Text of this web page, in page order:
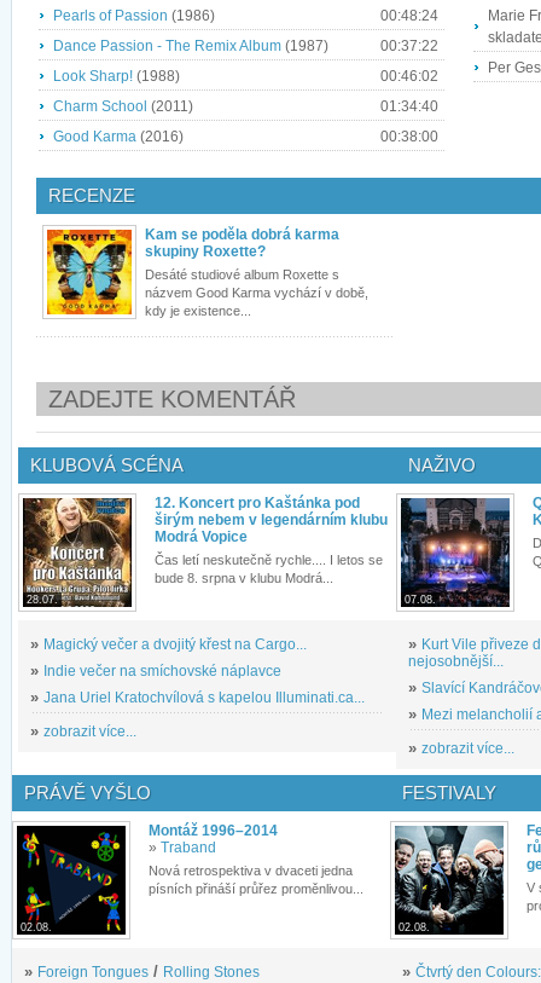
Pearls of Passion (1986)
00:48:24
Dance Passion - The Remix Album (1987)
00:37:22
Look Sharp! (1988)
00:46:02
Charm School (2011)
01:34:40
Good Karma (2016) 00:38:00
Marie
Per
RECENZE
Kam se poděla dobrá karma
skupiny Roxette?
Desáté studiové album Roxette s
názvem Good Karma vychází v době,
kdy je existence...
ZADEJTE KOMENTÁŘ
KLUBOVÁ SCÉNA
28.07.
12. Koncert pro Kaštánka pod
širým nebem v legendárním klubu
Modrá Vopice
Čas letí neskutečně rychle.... I letos se
bude 8. srpna v klubu Modrá...
» Magický večer a dvojitý křest na Cargo...
» Indie večer na smíchovské náplavce
» Jana Uriel Kratochvílová s kapelou Illuminati.ca...
» zobrazit více...
NAŽIVO
07.08.
» Kurt Vile přiveze
nejosobnější...
» Slavící
» Mezi melancholií
» zobrazit více...
PRÁVĚ VYŠLO
02.08.
Montáž 1996–2014
» Traband
Nová retrospektiva v dvaceti jedna
písních přináší průřez proměnlivou...
» Foreign Tongues / Rolling Stones
FESTIVALY
02.08.
V
» Čtvrtý den